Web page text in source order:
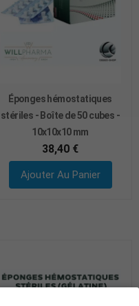
Éponges hémostatiques
stériles - Boîte de 50 cubes -
10x10x10 mm
38,40 €
Ajouter Au Panier